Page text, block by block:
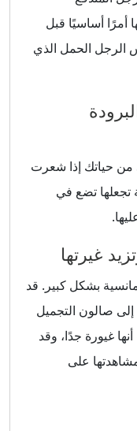
أمرًا أساسيًا قبل
الرجل الحمل الذي
من حياتك إذا شعرت
تجعلها تضع في
بشكل كبير. قد
إلى صالون التجميل
غيورة جدًا، وقد
على